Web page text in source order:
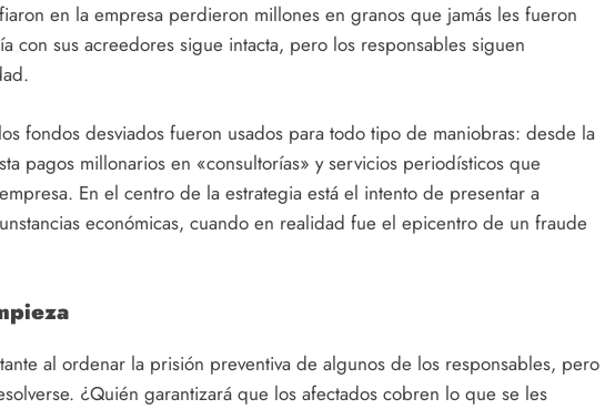
en la empresa perdieron millones en granos que jamás les fueron
con sus acreedores sigue intacta, pero los responsables siguen
fondos desviados fueron usados para todo tipo de maniobras: desde la
pagos millonarios en «consultorías» y servicios periodísticos que
En el centro de la estrategia está el intento de presentar a
económicas, cuando en realidad fue el epicentro de un fraude
al ordenar la prisión preventiva de algunos de los responsables, pero
¿Quién garantizará que los afectados cobren lo que se les